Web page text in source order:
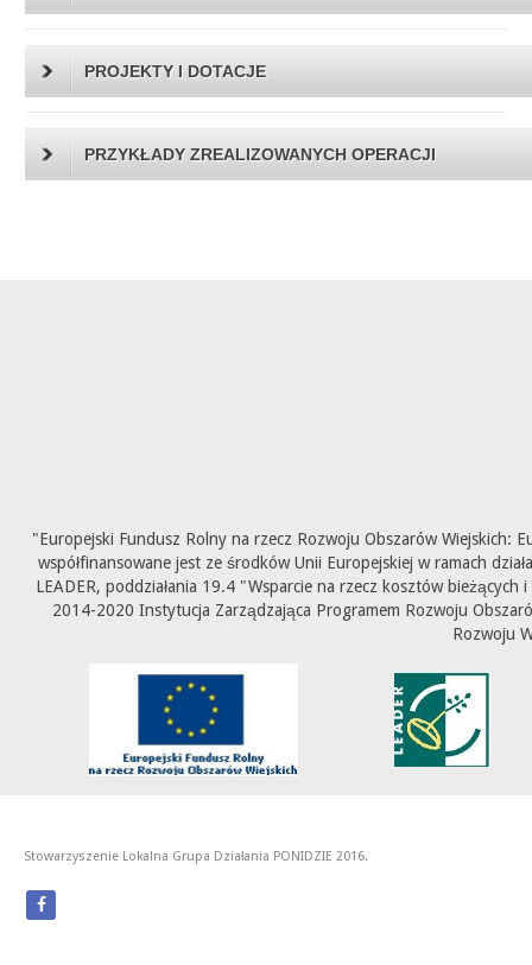
PROJEKTY I DOTACJE
PRZYKŁADY ZREALIZOWANYCH OPERACJI
"Europejski Fundusz Rolny na rzecz Rozwoju Obszarów Wiejskich:
współfinansowane jest ze środków Unii Europejskiej w ramach
LEADER, poddziałania 19.4 "Wsparcie na rzecz kosztów
2014-2020 Instytucja Zarządzająca Programem Rozwoju
Rozwoju
Stowarzyszenie Lokalna Grupa Działania PONIDZIE 2016.